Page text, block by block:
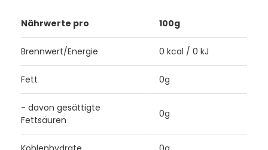
Nährwerte pro 100g
Brennwert/Energie 0 kcal / 0 kJ
Fett 0g
- davon gesättigte
Fettsäuren
0g